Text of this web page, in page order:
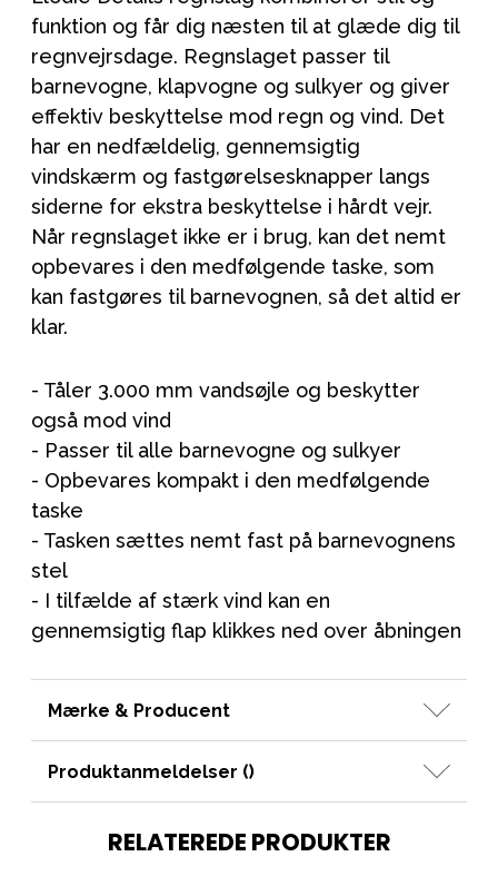
funktion og får dig næsten til at glæde dig til
regnvejrsdage. Regnslaget passer til
barnevogne, klapvogne og sulkyer og giver
effektiv beskyttelse mod regn og vind. Det
har en nedfældelig, gennemsigtig
vindskærm og fastgørelsesknapper langs
siderne for ekstra beskyttelse i hårdt vejr.
Når regnslaget ikke er i brug, kan det nemt
opbevares i den medfølgende taske, som
kan fastgøres til barnevognen, så det altid er
klar.
- Tåler 3.000 mm vandsøjle og beskytter
også mod vind
- Passer til alle barnevogne og sulkyer
- Opbevares kompakt i den medfølgende
taske
- Tasken sættes nemt fast på barnevognens
stel
- I tilfælde af stærk vind kan en
gennemsigtig flap klikkes ned over åbningen
Mærke & Producent
Produktanmeldelser ()
RELATEREDE PRODUKTER